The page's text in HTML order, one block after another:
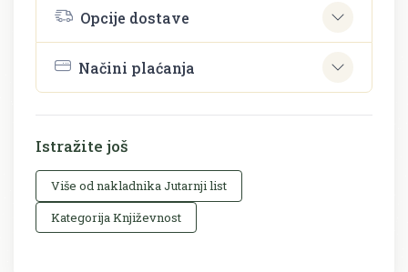
Opcije dostave
Načini plaćanja
Istražite još
Više od nakladnika Jutarnji list
Kategorija Književnost